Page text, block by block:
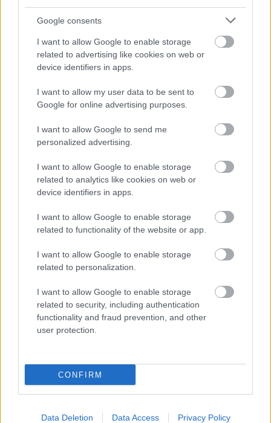
Google consents
I want to allow Google to enable storage
related to advertising like cookies on web or
device identifiers in apps.
I want to allow my user data to be sent to
Google for online advertising purposes.
I want to allow Google to send me
personalized advertising.
I want to allow Google to enable storage
related to analytics like cookies on web or
device identifiers in apps.
I want to allow Google to enable storage
related to functionality of the website or app.
I want to allow Google to enable storage
related to personalization.
I want to allow Google to enable storage
related to security, including authentication
functionality and fraud prevention, and other
user protection.
CONFIRM
Data Deletion Data Access Privacy Policy
Δεν ανοίγει η μπάρα στα διόδια με το e-pass ενώ έχει
χρήματα «μέσα»;
Η Google ΑΙ ο Hassabis και η δήλωση για την θεραπεία
του καρκίνου που εξηγεί τις αλλαγές στην κορυφή